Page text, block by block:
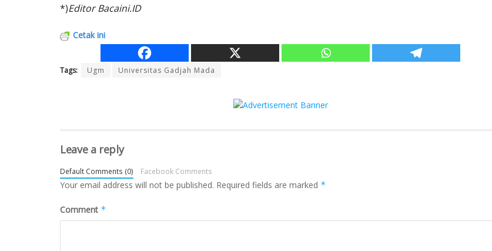
*)Editor Bacaini.ID
Cetak ini
Tags: Ugm Universitas Gadjah Mada
Leave a reply
Default Comments (0) Facebook Comments
Your email address will not be published. Required fields are marked *
Comment *